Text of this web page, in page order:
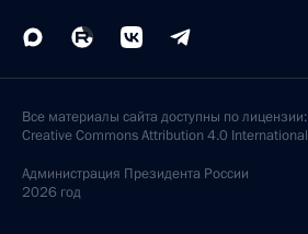
Все материалы сайта доступны по лицензии:
Creative Commons Attribution 4.0 International
Администрация Президента России
2026 год